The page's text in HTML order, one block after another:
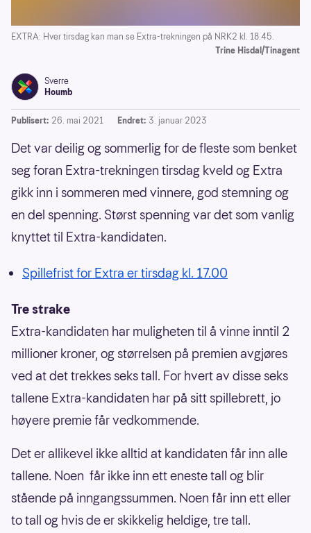
EXTRA: Hver tirsdag kan man se Extra-trekningen på NRK2 kl. 18.45.
Trine Hisdal/Tinagent
Sverre
Houmb
Publisert: 26. mai 2021 Endret: 3. januar 2023
Det var deilig og sommerlig for de fleste som benket
seg foran Extra-trekningen tirsdag kveld og Extra
gikk inn i sommeren med vinnere, god stemning og
en del spenning. Størst spenning var det som vanlig
knyttet til Extra-kandidaten.
Spillefrist for Extra er tirsdag kl. 17.00
Tre strake
Extra-kandidaten har muligheten til å vinne inntil 2
millioner kroner, og størrelsen på premien avgjøres
ved at det trekkes seks tall. For hvert av disse seks
tallene Extra-kandidaten har på sitt spillebrett, jo
høyere premie får vedkommende.
Det er allikevel ikke alltid at kandidaten får inn alle
tallene. Noen får ikke inn ett eneste tall og blir
stående på inngangssummen. Noen får inn ett eller
to tall og hvis de er skikkelig heldige, tre tall.